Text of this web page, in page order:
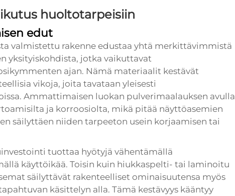
huoltotarpeisiin
edut
valmistettu rakenne edustaa yhtä merkittävimmistä
yksityiskohdista, jotka vaikuttavat
ajan. Nämä materiaalit kestävät
vikoja, joita tavataan yleisesti
Ammattimaisen luokan pulverimaalauksen avulla
ja korroosiolta, mikä pitää näyttöasemien
säilyttäen niiden tarpeeton usein korjaamisen tai
tuottaa hyötyjä vähentämällä
käyttöikää. Toisin kuin hiukkaspelti- tai laminoitu
säilyttävät rakenteelliset ominaisuutensa myös
käsittelyn alla. Tämä kestävyys kääntyy